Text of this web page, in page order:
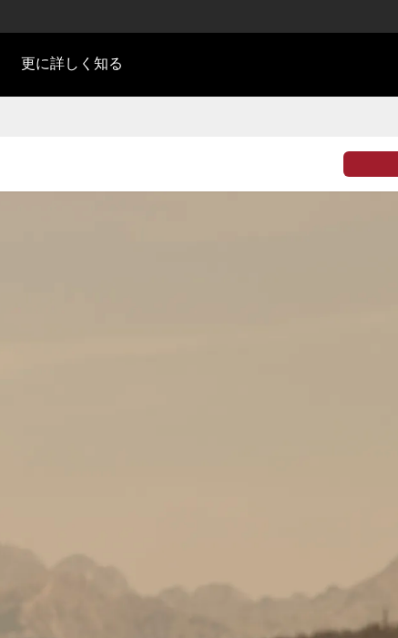
更に詳しく知る